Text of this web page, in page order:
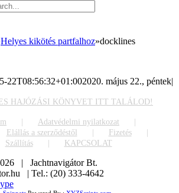
Helyes kikötés partfalhoz»docklines
22T08:56:32+01:002020. május 22., péntek|
HAJÓZÁSI KÖNYVET ITT TALÁLOD!
Adatvédelmi nyilatkozat
Elállás a szerződéstől
Fizetés
Szállítás
KAPCSOLAT
| Jachtnavigátor Bt.
| Tel.: (20) 333-4642